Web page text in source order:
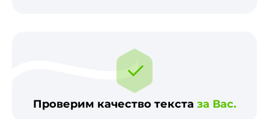
Проверим качество текста за Вас.